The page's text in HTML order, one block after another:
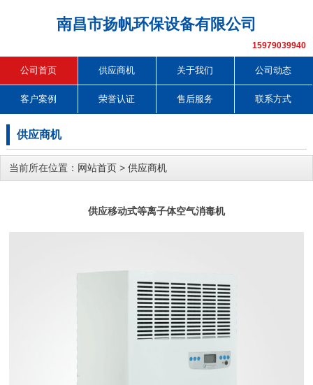
南昌市扬帆环保设备有限公司
15979039940
公司首页 供应商机 关于我们 公司动态
客户案例 荣誉认证 售后服务 联系方式
供应商机
当前所在位置： 网站首页 > 供应商机
供应移动式等离子体空气消毒机